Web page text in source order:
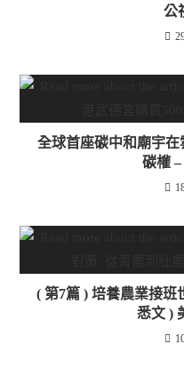
公
全球首座碳中和廟宇在
碳權
( 第7篇 ) 培養農業接
悉文 )